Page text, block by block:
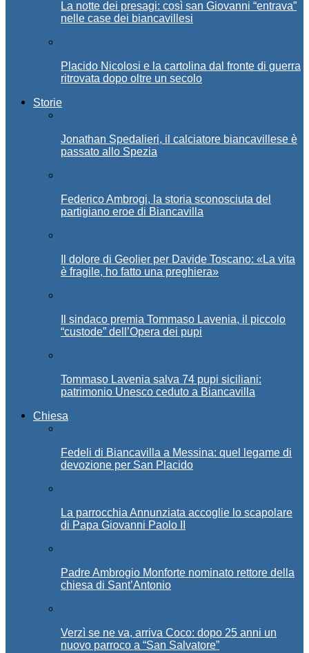
La notte dei presagi: così san Giovanni “entrava”
nelle case dei biancavillesi
Placido Nicolosi e la cartolina dal fronte di guerra
ritrovata dopo oltre un secolo
Storie
Jonathan Spedalieri, il calciatore biancavillese è
passato allo Spezia
Federico Ambrogi, la storia sconosciuta del
partigiano eroe di Biancavilla
Il dolore di Geolier per Davide Toscano: «La vita
è fragile, ho fatto una preghiera»
Il sindaco premia Tommaso Lavenia, il piccolo
“custode” dell’Opera dei pupi
Tommaso Lavenia salva 74 pupi siciliani:
patrimonio Unesco ceduto a Biancavilla
Chiesa
Fedeli di Biancavilla a Messina: quel legame di
devozione per San Placido
La parrocchia Annunziata accoglie lo scapolare
di Papa Giovanni Paolo II
Padre Ambrogio Monforte nominato rettore della
chiesa di Sant’Antonio
Verzì se ne va, arriva Coco: dopo 25 anni un
nuovo parroco a “San Salvatore”